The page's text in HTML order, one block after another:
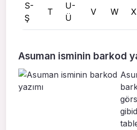
S-
Ş
T
U-
Ü
V W X
Asuman isminin barkod